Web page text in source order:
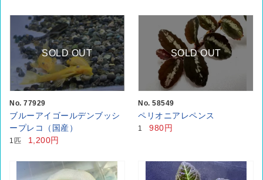
SOLD OUT
No. 77929
ブルーアイゴールデンブッシ
ープレコ（国産）
1匹 1,200円
SOLD OUT
No. 58549
ペリオニアレペンス
1 980円